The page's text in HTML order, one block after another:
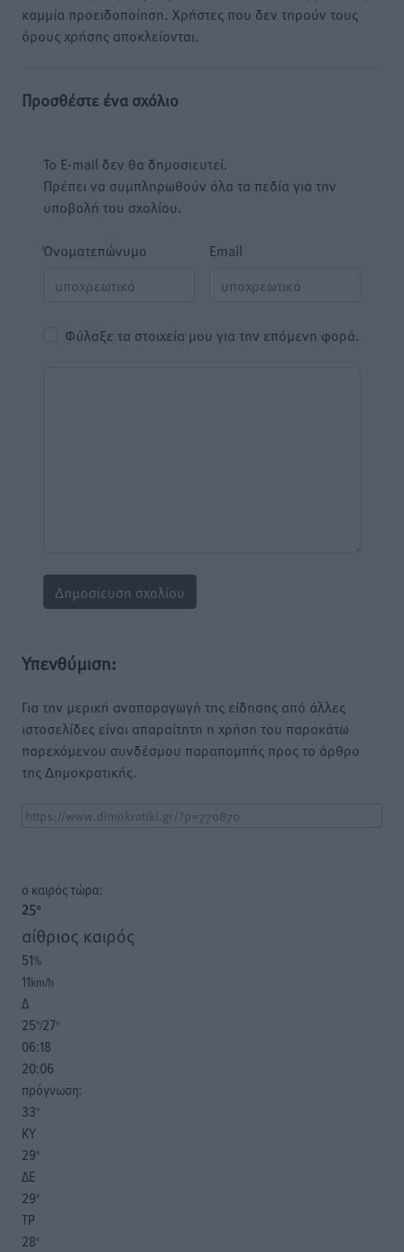
καμμία προειδοποίηση. Χρήστες που δεν τηρούν τους
όρους χρήσης αποκλείονται.
Προσθέστε ένα σχόλιο
Το E-mail δεν θα δημοσιευτεί.
Πρέπει να συμπληρωθούν όλα τα πεδία για την
υποβολή του σχολίου.
Όνοματεπώνυμο Email
Φύλαξε τα στοιχεία μου για την επόμενη φορά.
Υπενθύμιση:
Για την μερική αναπαραγωγή της είδησης από άλλες
ιστοσελίδες είναι απαραίτητη η χρήση του παρακάτω
παρεχόμενου συνδέσμου παραπομπής προς το άρθρο
της Δημοκρατικής.
o καιρός τώρα:
25°
αίθριος καιρός
51%
11km/h
Δ
25°/27°
06:18
20:06
πρόγνωση:
33°
ΚΥ
29°
ΔΕ
29°
ΤΡ
28°